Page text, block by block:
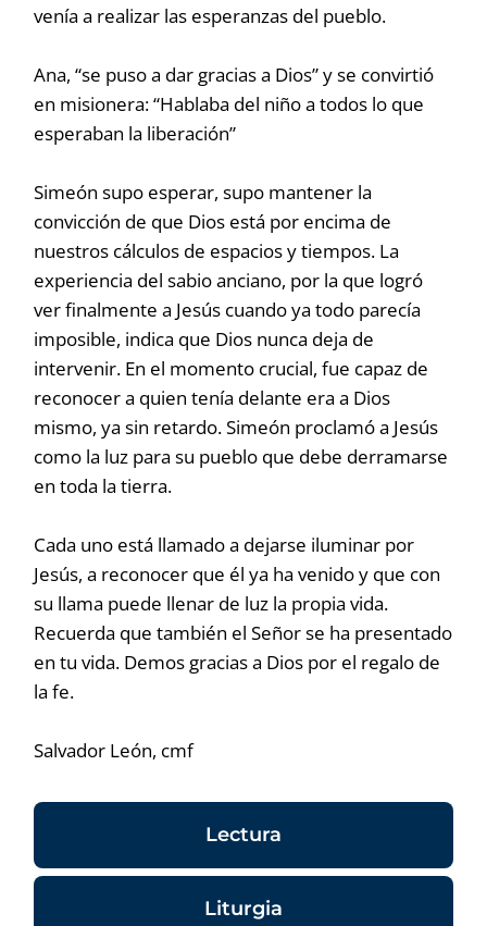
venía a realizar las esperanzas del pueblo.
Ana, “se puso a dar gracias a Dios” y se convirtió
en misionera: “Hablaba del niño a todos lo que
esperaban la liberación”
Simeón supo esperar, supo mantener la
convicción de que Dios está por encima de
nuestros cálculos de espacios y tiempos. La
experiencia del sabio anciano, por la que logró
ver finalmente a Jesús cuando ya todo parecía
imposible, indica que Dios nunca deja de
intervenir. En el momento crucial, fue capaz de
reconocer a quien tenía delante era a Dios
mismo, ya sin retardo. Simeón proclamó a Jesús
como la luz para su pueblo que debe derramarse
en toda la tierra.
Cada uno está llamado a dejarse iluminar por
Jesús, a reconocer que él ya ha venido y que con
su llama puede llenar de luz la propia vida.
Recuerda que también el Señor se ha presentado
en tu vida. Demos gracias a Dios por el regalo de
la fe.
Salvador León, cmf
Lectura
Liturgia